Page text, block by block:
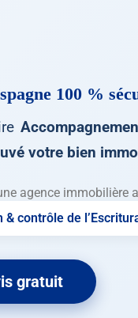
100 %
votre bien
agence immobilière
& contrôle de
gratuit